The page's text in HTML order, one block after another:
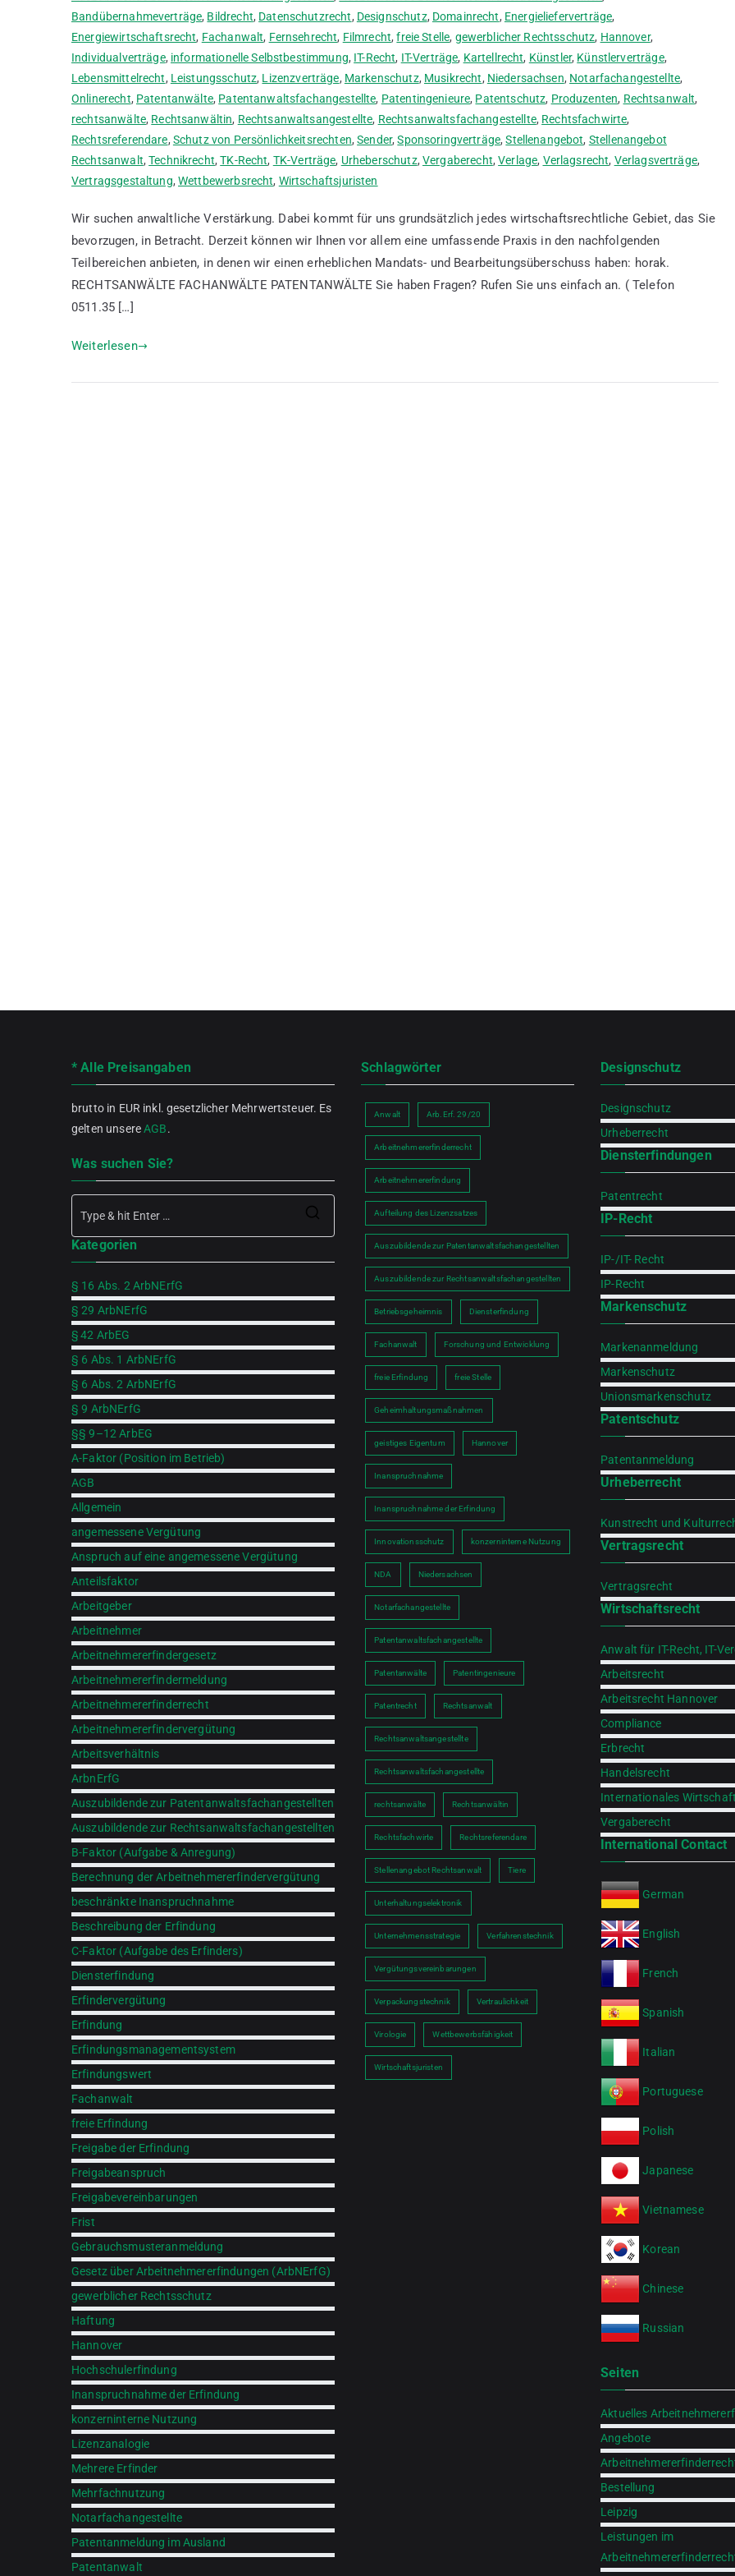
Bandübernahmeverträge, Bildrecht, Datenschutzrecht, Designschutz, Domainrecht, Energielieferverträge,
Energiewirtschaftsrecht, Fachanwalt, Fernsehrecht, Filmrecht,freie Stelle, gewerblicher Rechtsschutz, Hannover,
Individualverträge, informationelle Selbstbestimmung, IT-Recht, IT-Verträge, Kartellrecht, Künstler, Künstlerverträge,
Lebensmittelrecht, Leistungsschutz, Lizenzverträge, Markenschutz, Musikrecht, Niedersachsen, Notarfachangestellte,
Onlinerecht, Patentanwälte, Patentanwaltsfachangestellte, Patentingenieure, Patentschutz, Produzenten, Rechtsanwalt,
rechtsanwälte, Rechtsanwältin, Rechtsanwaltsangestellte, Rechtsanwaltsfachangestellte, Rechtsfachwirte,
Rechtsreferendare, Schutz von Persönlichkeitsrechten,Sender,Sponsoringverträge,Stellenangebot, Stellenangebot
Rechtsanwalt,Technikrecht,TK-Recht, TK-Verträge, Urheberschutz, Vergaberecht,Verlage, Verlagsrecht, Verlagsverträge,
Vertragsgestaltung,Wettbewerbsrecht, Wirtschaftsjuristen
Wir suchen anwaltliche Verstärkung. Dabei kommt für uns grundsätzlich jedes wirtschaftsrechtliche Gebiet, das Sie
bevorzugen, in Betracht. Derzeit können wir Ihnen vor allem eine umfassende Praxis in den nachfolgenden
Teilbereichen anbieten, in denen wir einen erheblichen Mandats- und Bearbeitungsüberschuss haben: horak.
RECHTSANWÄLTE FACHANWÄLTE PATENTANWÄLTE Sie haben Fragen? Rufen Sie uns einfach an. ( Telefon
0511.35 […]
Weiterlesen
* Alle Preisangaben
brutto in EUR inkl. gesetzlicher Mehrwertsteuer. Es
gelten unsereAGB.
Was suchen Sie?
Search
Kategorien
§ 16 Abs. 2 ArbNErfG
§ 29 ArbNErfG
§ 42 ArbEG
§ 6 Abs. 1 ArbNErfG
§ 6 Abs. 2 ArbNErfG
§ 9 ArbNErfG
§§ 9–12 ArbEG
A-Faktor (Position im Betrieb)
AGB
Allgemein
angemessene Vergütung
Anspruch auf eine angemessene Vergütung
Anteilsfaktor
Arbeitgeber
Arbeitnehmer
Arbeitnehmererfindergesetz
Arbeitnehmererfindermeldung
Arbeitnehmererfinderrecht
Arbeitnehmererfindervergütung
Arbeitsverhältnis
ArbnErfG
Auszubildende zur Patentanwaltsfachangestellten
Auszubildende zur Rechtsanwaltsfachangestellten
B-Faktor (Aufgabe & Anregung)
Berechnung der Arbeitnehmererfindervergütung
beschränkte Inanspruchnahme
Beschreibung der Erfindung
C-Faktor (Aufgabe des Erfinders)
Diensterfindung
Erfindervergütung
Erfindung
Erfindungsmanagementsystem
Erfindungswert
Fachanwalt
freie Erfindung
Freigabe der Erfindung
Freigabeanspruch
Freigabevereinbarungen
Frist
Gebrauchsmusteranmeldung
Gesetz über Arbeitnehmererfindungen (ArbNErfG)
gewerblicher Rechtsschutz
Haftung
Hannover
Hochschulerfindung
Inanspruchnahme der Erfindung
konzerninterne Nutzung
Lizenzanalogie
Mehrere Erfinder
Mehrfachnutzung
Notarfachangestellte
Patentanmeldung im Ausland
Patentanwalt
Schlagwörter
Anwalt Arb.Erf. 29/20
Arbeitnehmererfinderrecht
Arbeitnehmererfindung
Aufteilung des Lizenzsatzes
Auszubildende zur Patentanwaltsfachangestellten
Auszubildende zur Rechtsanwaltsfachangestellten
Betriebsgeheimnis Diensterfindung
Fachanwalt Forschung und Entwicklung
freie Erfindung freie Stelle
Geheimhaltungsmaßnahmen
geistiges Eigentum Hannover
Inanspruchnahme
Inanspruchnahme der Erfindung
Innovationsschutz konzerninterne Nutzung
NDA Niedersachsen
Notarfachangestellte
Patentanwaltsfachangestellte
Patentanwälte Patentingenieure
Patentrecht Rechtsanwalt
Rechtsanwaltsangestellte
Rechtsanwaltsfachangestellte
rechtsanwälte Rechtsanwältin
Rechtsfachwirte Rechtsreferendare
Stellenangebot Rechtsanwalt Tiere
Unterhaltungselektronik
Unternehmensstrategie Verfahrenstechnik
Vergütungsvereinbarungen
Verpackungstechnik Vertraulichkeit
Virologie Wettbewerbsfähigkeit
Wirtschaftsjuristen
Designschutz
Designschutz
Urheberrecht
Diensterfindungen
Patentrecht
IP-Recht
IP-/IT- Recht
IP-Recht
Markenschutz
Markenanmeldung
Markenschutz
Unionsmarkenschutz
Patentschutz
Patentanmeldung
Urheberrecht
Kunstrecht und
Vertragsrecht
Vertragsrecht
Wirtschaftsrecht
Anwalt für IT-Recht, IT-
Arbeitsrecht
Arbeitsrecht Hannover
Compliance
Erbrecht
Handelsrecht
Internationales
Vergaberecht
International Contact
German
English
French
Spanish
Italian
Portuguese
Polish
Japanese
Vietnamese
Korean
Chinese
Russian
Seiten
Aktuelles
Angebote
Bestellung
Leipzig
Leistungen im